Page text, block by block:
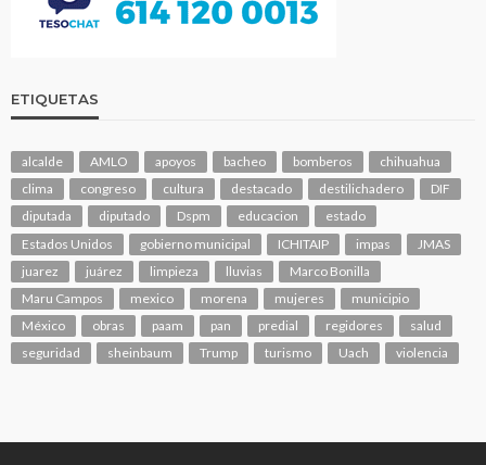
ETIQUETAS
alcalde AMLO apoyos bacheo bomberos
chihuahua
clima
congreso cultura destacado destilichadero
DIF
diputada
diputado Dspm educacion
estado
Estados Unidos
gobierno municipal ICHITAIP impas
JMAS
juarez
juárez limpieza lluvias
Marco Bonilla
Maru Campos
mexico morena mujeres
municipio
México
obras paam pan predial regidores
salud
seguridad
sheinbaum Trump turismo Uach violencia